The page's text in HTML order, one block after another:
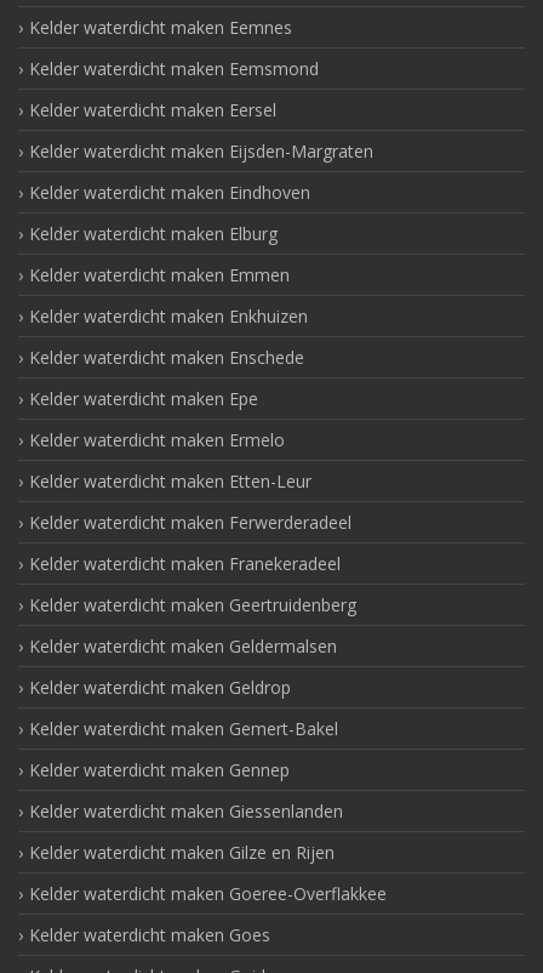
Kelder waterdicht maken Eemnes
Kelder waterdicht maken Eemsmond
Kelder waterdicht maken Eersel
Kelder waterdicht maken Eijsden-Margraten
Kelder waterdicht maken Eindhoven
Kelder waterdicht maken Elburg
Kelder waterdicht maken Emmen
Kelder waterdicht maken Enkhuizen
Kelder waterdicht maken Enschede
Kelder waterdicht maken Epe
Kelder waterdicht maken Ermelo
Kelder waterdicht maken Etten-Leur
Kelder waterdicht maken Ferwerderadeel
Kelder waterdicht maken Franekeradeel
Kelder waterdicht maken Geertruidenberg
Kelder waterdicht maken Geldermalsen
Kelder waterdicht maken Geldrop
Kelder waterdicht maken Gemert-Bakel
Kelder waterdicht maken Gennep
Kelder waterdicht maken Giessenlanden
Kelder waterdicht maken Gilze en Rijen
Kelder waterdicht maken Goeree-Overflakkee
Kelder waterdicht maken Goes